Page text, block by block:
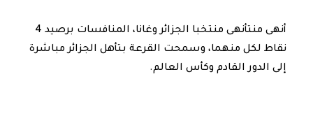
أنهى منتأنهى منتخبا الجزائر وغانا، المنافسات برصيد 4
نقاط لكل منهما، وسمحت القرعة بتأهل الجزائر مباشرة
إلى الدور القادم وكأس العالم.